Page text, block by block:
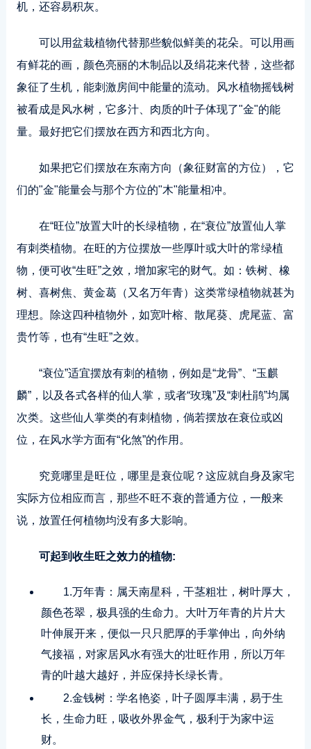
机，还容易积灰。
可以用盆栽植物代替那些貌似鲜美的花朵。可以用画
有鲜花的画，颜色亮丽的木制品以及绢花来代替，这些都
象征了生机，能刺激房间中能量的流动。风水植物摇钱树
被看成是风水树，它多汁、肉质的叶子体现了"金"的能
量。最好把它们摆放在西方和西北方向。
如果把它们摆放在东南方向（象征财富的方位），它
们的"金"能量会与那个方位的"木"能量相冲。
在“旺位”放置大叶的长绿植物，在“衰位”放置仙人掌
有刺类植物。在旺的方位摆放一些厚叶或大叶的常绿植
物，便可收“生旺”之效，增加家宅的财气。如：铁树、橡
树、喜树焦、黄金葛（又名万年青）这类常绿植物就甚为
理想。除这四种植物外，如宽叶榕、散尾葵、虎尾蓝、富
贵竹等，也有“生旺”之效。
“衰位”适宜摆放有刺的植物，例如是“龙骨”、“玉麒
麟”，以及各式各样的仙人掌，或者“玫瑰”及“刺杜鹃”均属
次类。这些仙人掌类的有刺植物，倘若摆放在衰位或凶
位，在风水学方面有“化煞”的作用。
究竟哪里是旺位，哪里是衰位呢？这应就自身及家宅
实际方位相应而言，那些不旺不衰的普通方位，一般来
说，放置任何植物均没有多大影响。
可起到收生旺之效力的植物:
1.万年青：属天南星科，干茎粗壮，树叶厚大，
颜色苍翠，极具强的生命力。大叶万年青的片片大
叶伸展开来，便似一只只肥厚的手掌伸出，向外纳
气接福，对家居风水有强大的壮旺作用，所以万年
青的叶越大越好，并应保持长绿长青。
2.金钱树：学名艳姿，叶子圆厚丰满，易于生
长，生命力旺，吸收外界金气，极利于为家中运
财。